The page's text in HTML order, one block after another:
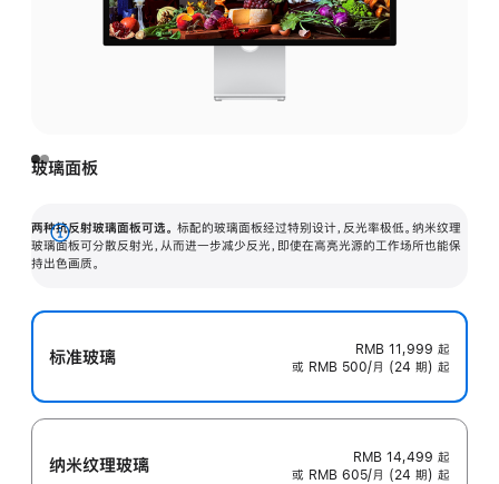
玻璃面板
两种抗反射玻璃面板可选。 标配的玻璃面板经过特别设计，反光率极低。纳米纹理
玻璃面板可分散反射光，从而进一步减少反光，即使在高亮光源的工作场所也能保
持出色画质。
展
开
标准玻璃 RMB 11,999 起
或 RMB 500/月 (24 期) 起
纳米纹理玻璃 RMB 14,499 起
或 RMB 605/月 (24 期) 起